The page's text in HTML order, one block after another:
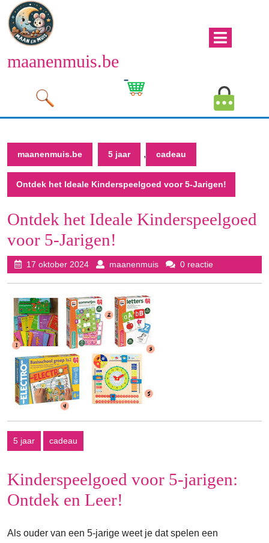
Naar
de
inhoud
maanenmuis.be
Winkelwagen
maanenmuis.be 5 jaar , cadeau
Ontdek het Ideale Kinderspeelgoed voor 5-Jarigen!
Ontdek het Ideale Kinderspeelgoed
voor 5-Jarigen!
17 oktober 202417
oktober
maanenmuismaanenmuis
0 reactie
5 jaar cadeau
Kinderspeelgoed voor 5-jarigen:
Ontdek en Leer!
Als ouder van een 5-jarige weet je dat spelen een